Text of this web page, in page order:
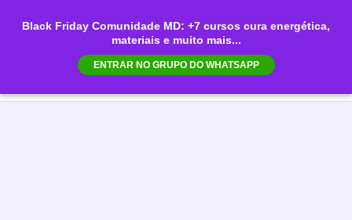
Black Friday Comunidade MD: +7 cursos cura energética,
materiais e muito mais...
ENTRAR NO GRUPO DO WHATSAPP
para